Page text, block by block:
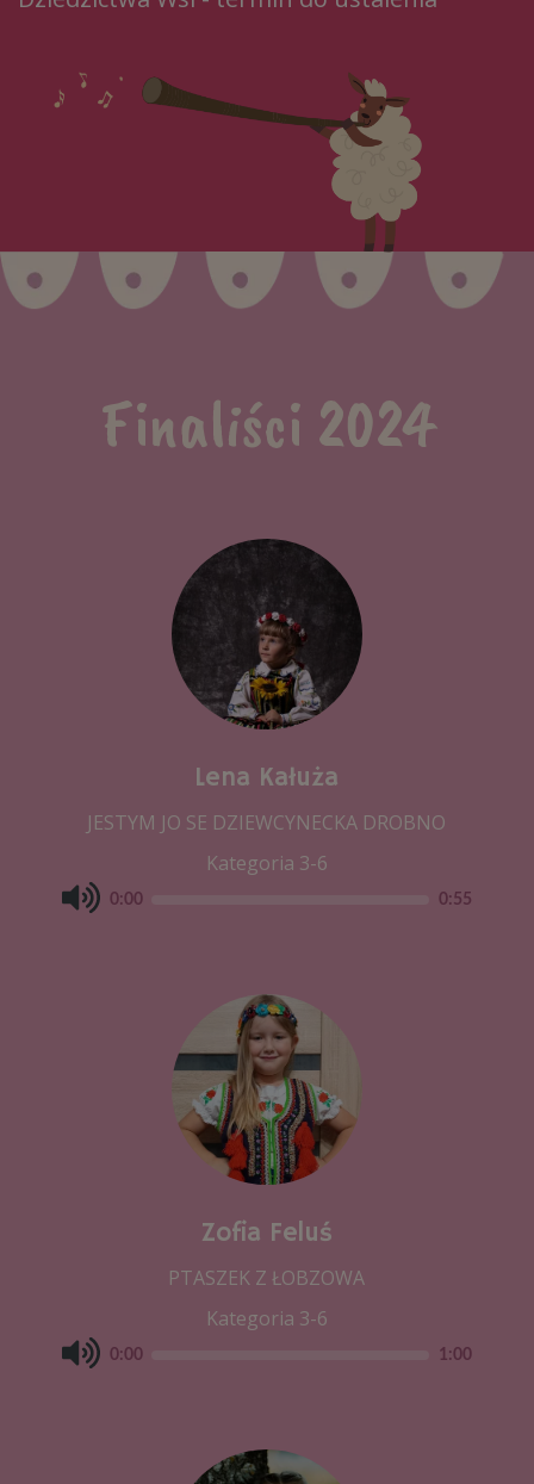
Finaliści 2024
Lena Kałuża
JESTYM JO SE DZIEWCYNECKA DROBNO
Kategoria 3-6
0:00 0:55
Zofia Feluś
PTASZEK Z ŁOBZOWA
Kategoria 3-6
0:00 1:00